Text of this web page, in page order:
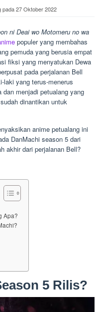
pada27 Oktober 2022
ni Deai wo Motomeru no wa
populer yang membahas
pemuda yang berusia empat
fiksi yang menyatukan Dewa
pada perjalanan Bell
laki yang terus-menerus
menjadi petualang yang
dinantikan untuk
anime petualang ini
DanMachi season 5 dari
akhir dari perjalanan Bell?
Apa?
5 Rilis?